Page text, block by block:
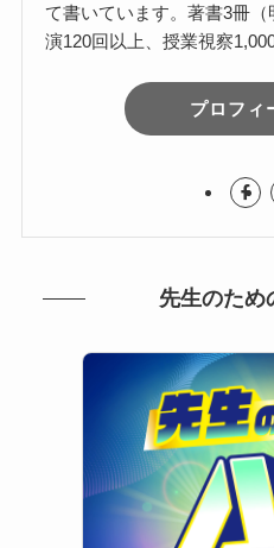
て書いています。著書3冊
演120回以上、授業視察
プロフィ
先生のため